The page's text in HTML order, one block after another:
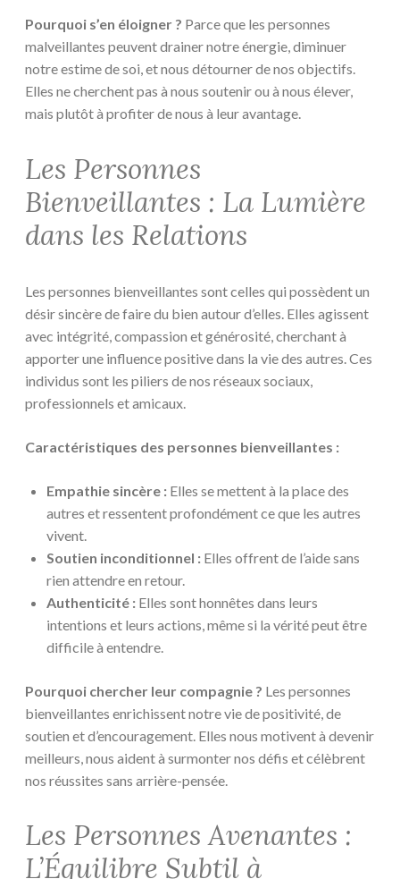
Pourquoi s’en éloigner ? Parce que les personnes
malveillantes peuvent drainer notre énergie, diminuer
notre estime de soi, et nous détourner de nos objectifs.
Elles ne cherchent pas à nous soutenir ou à nous élever,
mais plutôt à profiter de nous à leur avantage.
Les Personnes
Bienveillantes : La Lumière
dans les Relations
Les personnes bienveillantes sont celles qui possèdent un
désir sincère de faire du bien autour d’elles. Elles agissent
avec intégrité, compassion et générosité, cherchant à
apporter une influence positive dans la vie des autres. Ces
individus sont les piliers de nos réseaux sociaux,
professionnels et amicaux.
Caractéristiques des personnes bienveillantes :
Empathie sincère : Elles se mettent à la place des
autres et ressentent profondément ce que les autres
vivent.
Soutien inconditionnel : Elles offrent de l’aide sans
rien attendre en retour.
Authenticité : Elles sont honnêtes dans leurs
intentions et leurs actions, même si la vérité peut être
difficile à entendre.
Pourquoi chercher leur compagnie ? Les personnes
bienveillantes enrichissent notre vie de positivité, de
soutien et d’encouragement. Elles nous motivent à devenir
meilleurs, nous aident à surmonter nos défis et célèbrent
nos réussites sans arrière-pensée.
Les Personnes Avenantes :
L’Équilibre Subtil à